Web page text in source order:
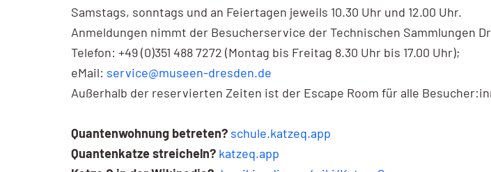
Samstags, sonntags und an Feiertagen jeweils 10.30 Uhr und 12.00 Uhr.
Anmeldungen nimmt der Besucherservice der Technischen Sammlungen
Telefon: +49 (0)351 488 7272 (Montag bis Freitag 8.30 Uhr bis 17.00 Uhr);
eMail: service@museen-dresden.de
Außerhalb der reservierten Zeiten ist der Escape Room für alle
Quantenwohnung betreten? schule.katzeq.app
Quantenkatze streicheln? katzeq.app